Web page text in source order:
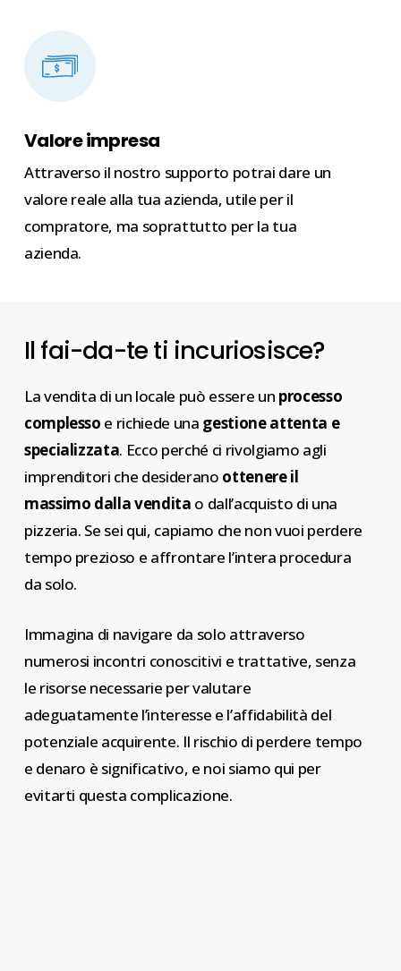
Valore impresa
Attraverso il nostro supporto potrai dare un
valore reale alla tua azienda, utile per il
compratore, ma soprattutto per la tua
azienda.
Il fai-da-te ti incuriosisce?
La vendita di un locale può essere un processo
complesso e richiede una gestione attenta e
specializzata. Ecco perché ci rivolgiamo agli
imprenditori che desiderano ottenere il
massimo dalla vendita o dall’acquisto di una
pizzeria. Se sei qui, capiamo che non vuoi perdere
tempo prezioso e affrontare l’intera procedura
da solo.
Immagina di navigare da solo attraverso
numerosi incontri conoscitivi e trattative, senza
le risorse necessarie per valutare
adeguatamente l’interesse e l’affidabilità del
potenziale acquirente. Il rischio di perdere tempo
e denaro è significativo, e noi siamo qui per
evitarti questa complicazione.